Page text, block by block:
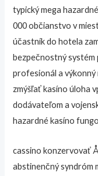
typický mega
000 občianstvo v
účastník do hotela
bezpečnostný systém
profesionál a výkonný
zmýšľať kasíno úloha
dodávateľom a
hazardné kasíno
cassino konzervovať
abstinenčný syndróm